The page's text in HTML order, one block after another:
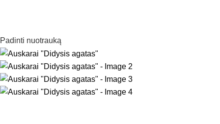
Padinti nuotrauką